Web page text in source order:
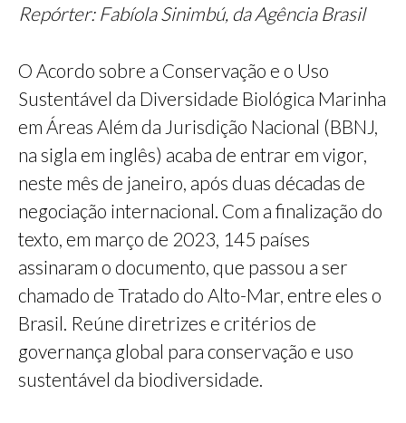
Repórter: Fabíola Sinimbú, da Agência Brasil
O Acordo sobre a Conservação e o Uso
Sustentável da Diversidade Biológica Marinha
em Áreas Além da Jurisdição Nacional (BBNJ,
na sigla em inglês) acaba de entrar em vigor,
neste mês de janeiro, após duas décadas de
negociação internacional. Com a finalização do
texto, em março de 2023, 145 países
assinaram o documento, que passou a ser
chamado de Tratado do Alto-Mar, entre eles o
Brasil. Reúne diretrizes e critérios de
governança global para conservação e uso
sustentável da biodiversidade.